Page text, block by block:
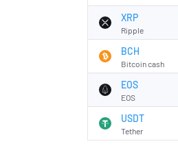
XRP
Ripple
BCH
Bitcoin cash
EOS
EOS
USDT
Tether